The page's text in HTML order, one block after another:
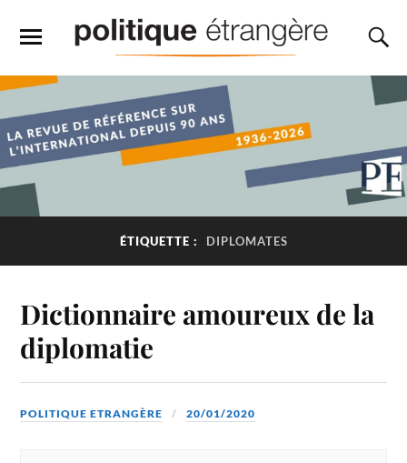
ÉTIQUETTE : DIPLOMATES
Dictionnaire amoureux de la
diplomatie
POLITIQUE ETRANGÈRE 20/01/2020